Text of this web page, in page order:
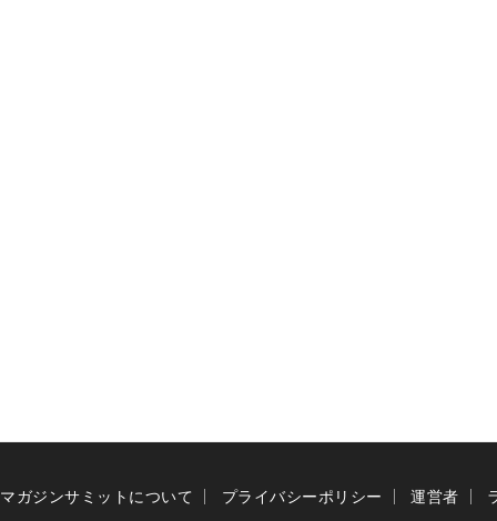
マガジンサミットについて プライバシーポリシー 運営者